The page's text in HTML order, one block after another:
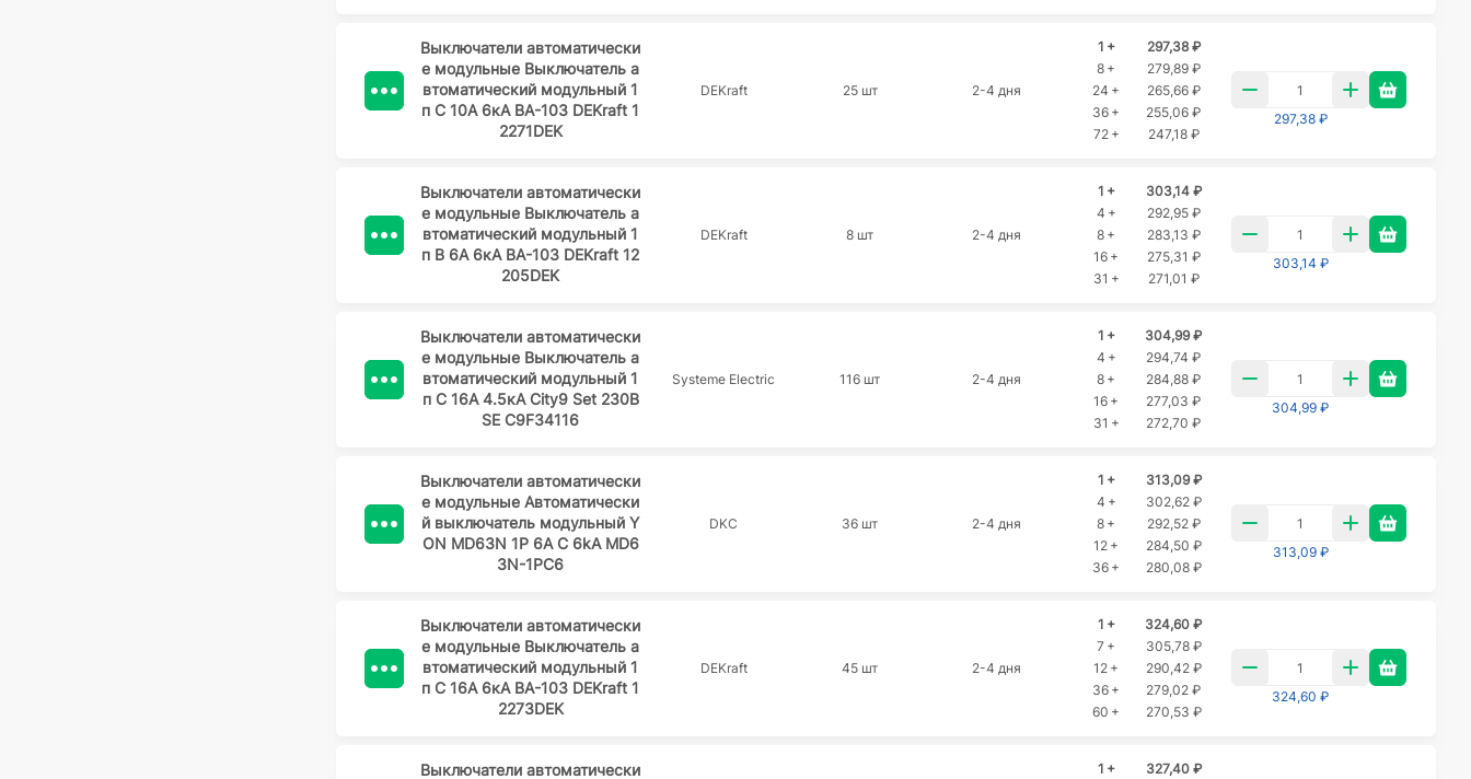
Выключатели автоматически
е модульные Выключатель а
втоматический модульный 1
п C 10А 6кА ВА-103 DEKraft 1
2271DEK
DEKraft 25 шт 2-4 дня
1 +
297,38 ₽
8 +
279,89 ₽
24 +
265,66 ₽
36 +
255,06 ₽
72 +
247,18 ₽
297,38 ₽
Выключатели автоматически
е модульные Выключатель а
втоматический модульный 1
п B 6А 6кА ВА-103 DEKraft 12
205DEK
DEKraft 8 шт 2-4 дня
1 +
303,14 ₽
4 +
292,95 ₽
8 +
283,13 ₽
16 +
275,31 ₽
31 +
271,01 ₽
303,14 ₽
Выключатели автоматически
е модульные Выключатель а
втоматический модульный 1
п C 16А 4.5кА City9 Set 230В
SE C9F34116
Systeme Electric 116 шт 2-4 дня
1 +
304,99 ₽
4 +
294,74 ₽
8 +
284,88 ₽
16 +
277,03 ₽
31 +
272,70 ₽
304,99 ₽
Выключатели автоматически
е модульные Автоматически
й выключатель модульный Y
ON MD63N 1P 6A C 6kA MD6
3N-1PC6
DKC 36 шт 2-4 дня
1 +
313,09 ₽
4 +
302,62 ₽
8 +
292,52 ₽
12 +
284,50 ₽
36 +
280,08 ₽
313,09 ₽
Выключатели автоматически
е модульные Выключатель а
втоматический модульный 1
п C 16А 6кА ВА-103 DEKraft 1
2273DEK
DEKraft 45 шт 2-4 дня
1 +
324,60 ₽
7 +
305,78 ₽
12 +
290,42 ₽
36 +
279,02 ₽
60 +
270,53 ₽
324,60 ₽
Выключатели автоматически 1 + 327,40 ₽